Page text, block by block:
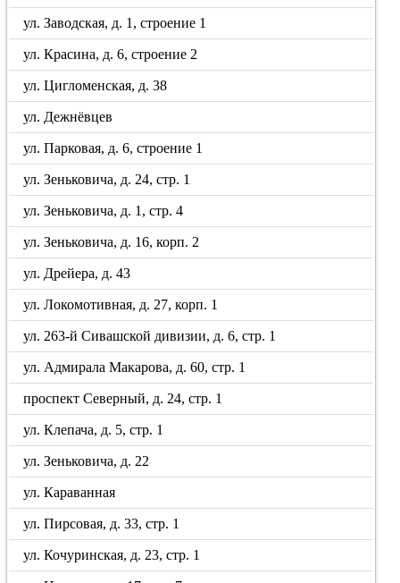
ул. Заводская, д. 1, строение 1
ул. Красина, д. 6, строение 2
ул. Цигломенская, д. 38
ул. Дежнёвцев
ул. Парковая, д. 6, строение 1
ул. Зеньковича, д. 24, стр. 1
ул. Зеньковича, д. 1, стр. 4
ул. Зеньковича, д. 16, корп. 2
ул. Дрейера, д. 43
ул. Локомотивная, д. 27, корп. 1
ул. 263-й Сивашской дивизии, д. 6, стр. 1
ул. Адмирала Макарова, д. 60, стр. 1
проспект Северный, д. 24, стр. 1
ул. Клепача, д. 5, стр. 1
ул. Зеньковича, д. 22
ул. Караванная
ул. Пирсовая, д. 33, стр. 1
ул. Кочуринская, д. 23, стр. 1